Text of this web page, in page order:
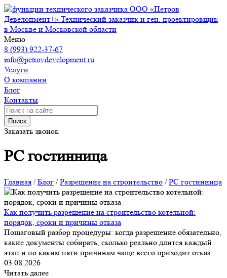
ООО «Петров
Девелопмент+» Технический заказчик и ген. проектировщик
в Москве и Московской области
Меню
8 (993) 922-37-67
info@petrovdevelopment.ru
Услуги
О компании
Блог
Контакты
Поиск
Заказать звонок
РС гостинница
Главная /Блог /Разрешение на строительство /РС гостинница
Как получить разрешение на строительство котельной:
порядок, сроки и причины отказа
Пошаговый разбор процедуры: когда разрешение обязательно,
какие документы собирать, сколько реально длится каждый
этап и по каким пяти причинам чаще всего приходит отказ.
03.08.2026
Читать далее